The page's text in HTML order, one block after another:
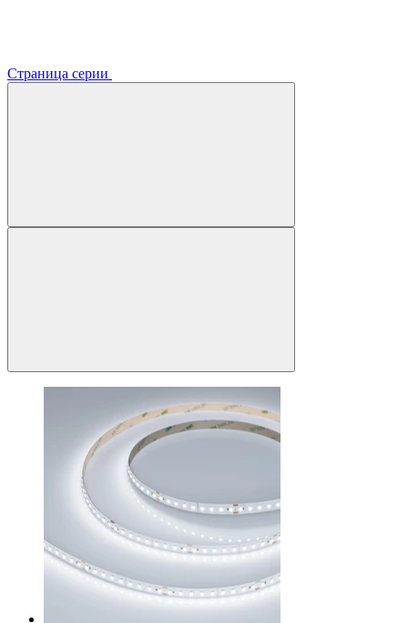
Страница серии